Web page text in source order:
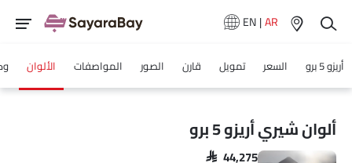
EN|AR
أريزو 5 برو السعر تمويل قارن الصور المواصفات الألوان
ألوان شيري أريزو 5 برو
SAR 44,275